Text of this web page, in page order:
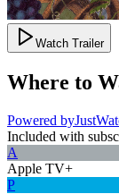
Watch Trailer
Where to
Powered by
Included with
A
Apple TV+
P